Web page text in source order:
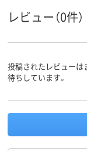
レビュー（0件）
投稿されたレビューは
待ちしています。